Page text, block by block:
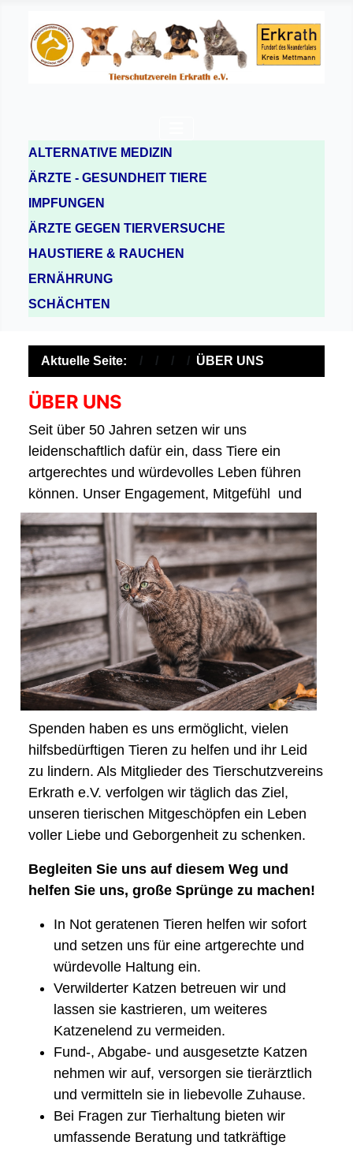
ALTERNATIVE MEDIZIN
ÄRZTE - GESUNDHEIT TIERE
IMPFUNGEN
ÄRZTE GEGEN TIERVERSUCHE
HAUSTIERE & RAUCHEN
ERNÄHRUNG
SCHÄCHTEN
Aktuelle Seite: ÜBER UNS
ÜBER UNS
Seit über 50 Jahren setzen wir uns
leidenschaftlich dafür ein, dass Tiere ein
artgerechtes und würdevolles Leben führen
können. Unser Engagement, Mitgefühl
und
Spenden haben es uns ermöglicht, vielen
hilfsbedürftigen Tieren zu helfen und ihr Leid
zu lindern. Als Mitglieder des Tierschutzvereins
Erkrath e.V. verfolgen wir täglich das Ziel,
unseren tierischen Mitgeschöpfen ein Leben
voller Liebe und Geborgenheit zu schenken.
Begleiten Sie uns auf diesem Weg und
helfen Sie uns, große Sprünge zu machen!
In Not geratenen Tieren helfen wir sofort
und setzen uns für eine artgerechte und
würdevolle Haltung ein.
Verwilderter Katzen betreuen wir und
lassen sie kastrieren, um weiteres
Katzenelend zu vermeiden.
Fund-, Abgabe- und ausgesetzte Katzen
nehmen wir auf, versorgen sie tierärztlich
und vermitteln sie in liebevolle Zuhause.
Bei Fragen zur Tierhaltung bieten wir
umfassende Beratung und tatkräftige